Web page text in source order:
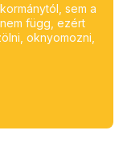
sem a
függ, ezért
oknyomozni,